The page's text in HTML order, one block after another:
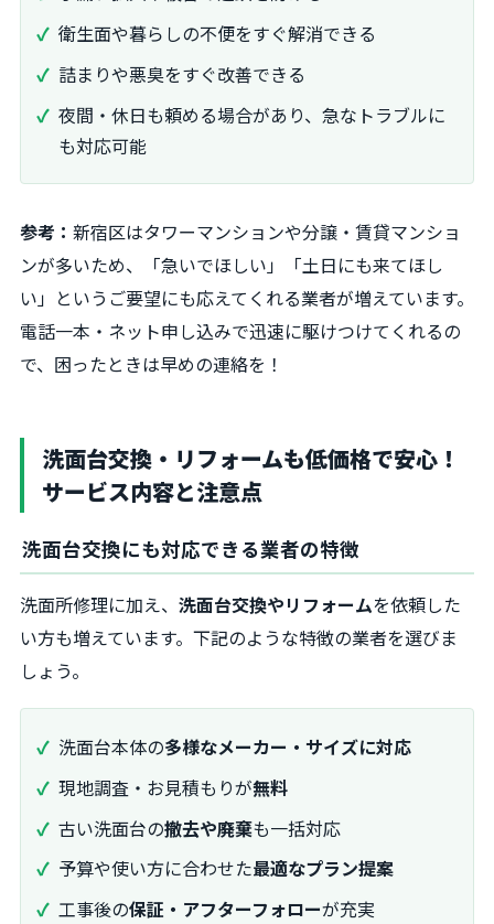
衛生面や暮らしの不便をすぐ解消できる
詰まりや悪臭をすぐ改善できる
夜間・休日も頼める場合があり、急なトラブルに
も対応可能
参考： 新宿区はタワーマンションや分譲・賃貸マンショ
ンが多いため、「急いでほしい」「土日にも来てほし
い」というご要望にも応えてくれる業者が増えています。
電話一本・ネット申し込みで迅速に駆けつけてくれるの
で、困ったときは早めの連絡を！
洗面台交換・リフォームも低価格で安心！
サービス内容と注意点
洗面台交換にも対応できる業者の特徴
洗面所修理に加え、 洗面台交換やリフォームを依頼した
い方も増えています。下記のような特徴の業者を選びま
しょう。
洗面台本体の多様なメーカー・サイズに対応
現地調査・お見積もりが無料
古い洗面台の撤去や廃棄も一括対応
予算や使い方に合わせた最適なプラン提案
工事後の保証・アフターフォローが充実